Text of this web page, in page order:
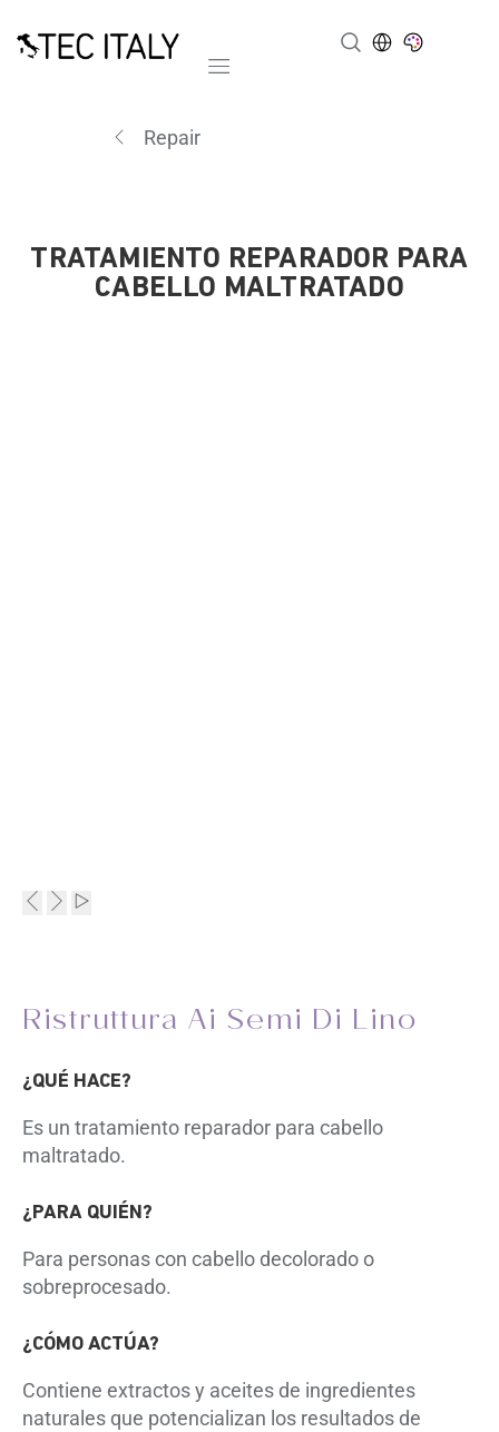
Mobile navigation
Repair
TRATAMIENTO REPARADOR PARA
CABELLO MALTRATADO
Ristruttura Ai Semi Di Lino
¿QUÉ HACE?
Es un tratamiento reparador para cabello
maltratado.
¿PARA QUIÉN?
Para personas con cabello decolorado o
sobreprocesado.
¿CÓMO ACTÚA?
Contiene extractos y aceites de ingredientes
naturales que potencializan los resultados de